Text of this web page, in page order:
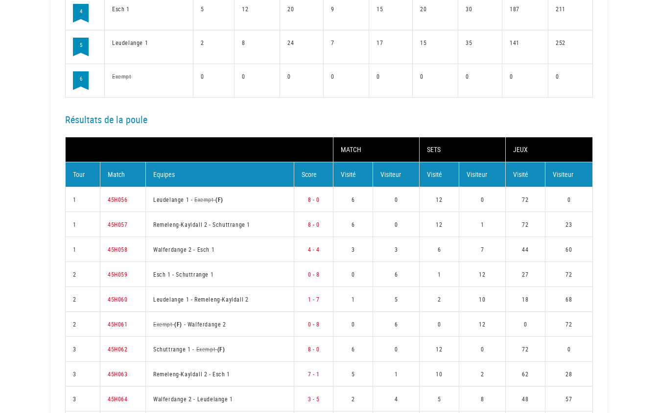
4 Esch 1 5 12 20 9 15 20 30 187 211
5 Leudelange 1 2 8 24 7 17 15 35 141 252
6 Exempt 0 0 0 0 0 0 0 0 0
Résultats de la poule
MATCH SETS JEUX
Tour Match Equipes Score Visité Visiteur Visité Visiteur Visité Visiteur
1 45H056 Leudelange 1 -Exempt(F) 8 - 0 6 0 12 0 72 0
1 45H057 Remeleng-Kayldall 2 -Schuttrange 1 8 - 0 6 0 12 1 72 23
1 45H058 Walferdange 2- Esch 1 4 - 4 3 3 6 7 44 60
2 45H059 Esch 1-Schuttrange 1 0 - 8 0 6 1 12 27 72
2 45H060 Leudelange 1 - Remeleng-Kayldall 2 1 - 7 1 5 2 10 18 68
2 45H061 Exempt(F) - Walferdange 2 0 - 8 0 6 0 12 0 72
3 45H062 Schuttrange 1-Exempt(F) 8 - 0 6 0 12 0 72 0
3 45H063 Remeleng-Kayldall 2 - Esch 1 7 - 1 5 1 10 2 62 28
3 45H064 Walferdange 2- Leudelange 1 3 - 5 2 4 5 8 48 57